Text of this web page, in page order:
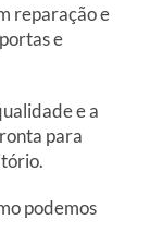
reparação e
e
e a
para
podemos